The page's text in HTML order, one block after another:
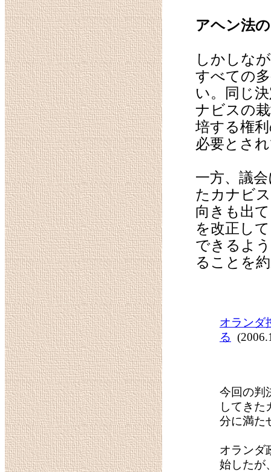
アヘン法
しかしな
すべての
い。同じ
ナビスの
培する権
必要とさ
一方、議
たカナビ
向きも出
を改正し
できるよ
ることを
オランダ
る
今回の判
してきた
分に満た
オランダ
始したが